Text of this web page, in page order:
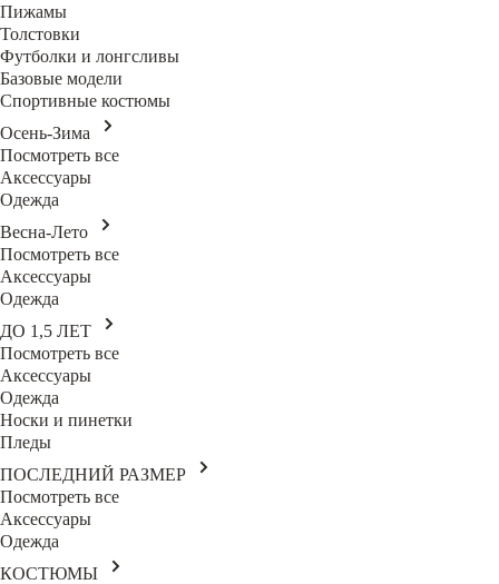
Пижамы
Толстовки
Футболки и лонгсливы
Базовые модели
Спортивные костюмы
Осень-Зима
Посмотреть все
Аксессуары
Одежда
Весна-Лето
Посмотреть все
Аксессуары
Одежда
ДО 1,5 ЛЕТ
Посмотреть все
Аксессуары
Одежда
Носки и пинетки
Пледы
ПОСЛЕДНИЙ РАЗМЕР
Посмотреть все
Аксессуары
Одежда
КОСТЮМЫ